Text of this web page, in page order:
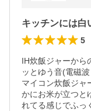
キッチンには白
5
IH炊飯ジャーから
ッとゆう音(電磁
マイコン炊飯ジャ
かにお米が立つと
れてる感じでふっ